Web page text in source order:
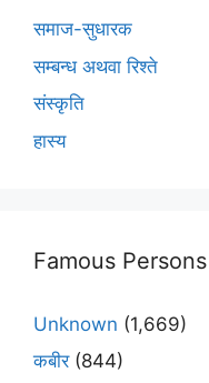
समाज-सुधारक
सम्बन्ध अथवा रिश्ते
संस्कृति
हास्य
Famous Persons
Unknown (1,669)
कबीर(844)